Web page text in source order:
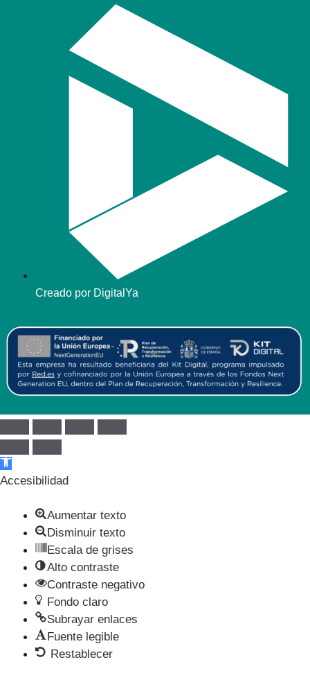
Creado por DigitalYa
Abrir barra de herramientas
Accesibilidad
Aumentar texto
Disminuir texto
Escala de grises
Alto contraste
Contraste negativo
Fondo claro
Subrayar enlaces
Fuente legible
Restablecer